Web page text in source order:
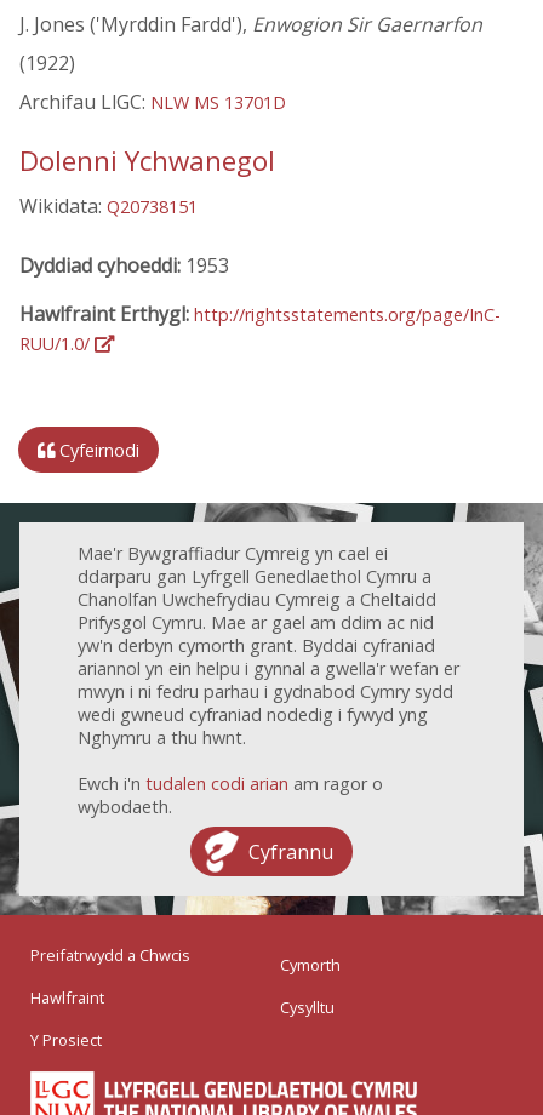
J. Jones ('Myrddin Fardd'), Enwogion Sir Gaernarfon
(1922)
Archifau LlGC: NLW MS 13701D
Dolenni Ychwanegol
Wikidata: Q20738151
Dyddiad cyhoeddi: 1953
Hawlfraint Erthygl: http://rightsstatements.org/page/InC-
RUU/1.0/
Cyfeirnodi
Mae'r Bywgraffiadur Cymreig yn cael ei
ddarparu gan Lyfrgell Genedlaethol Cymru a
Chanolfan Uwchefrydiau Cymreig a Cheltaidd
Prifysgol Cymru. Mae ar gael am ddim ac nid
yw'n derbyn cymorth grant. Byddai cyfraniad
ariannol yn ein helpu i gynnal a gwella'r wefan er
mwyn i ni fedru parhau i gydnabod Cymry sydd
wedi gwneud cyfraniad nodedig i fywyd yng
Nghymru a thu hwnt.
Ewch i'n tudalen codi arian am ragor o
wybodaeth.
Cyfrannu
Preifatrwydd a Chwcis
Hawlfraint
Y Prosiect
Cymorth
Cysylltu